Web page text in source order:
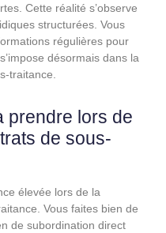
Cette réalité s’observe
structurées. Vous
régulières pour
désormais dans la
traitance.
prendre lors de
de sous-
élevée lors de la
Vous faites bien de
de subordination direct